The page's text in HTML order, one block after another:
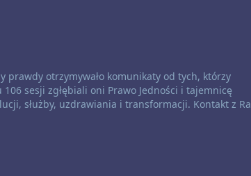
prawdy otrzymywało komunikaty od tych, którzy
sesji zgłębiali oni Prawo Jedności i tajemnicę
służby, uzdrawiania i transformacji. Kontakt z Ra